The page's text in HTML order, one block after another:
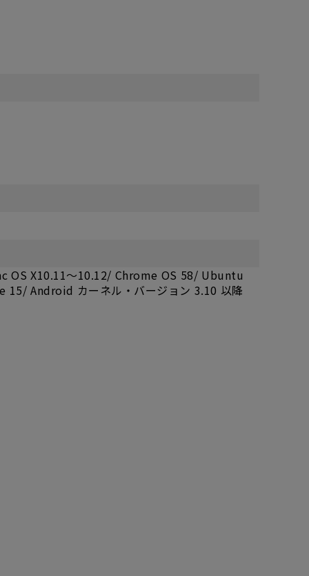
OS X10.11～10.12/ Chrome OS 58/ Ubuntu
15/ Android カーネル・バージョン 3.10 以降